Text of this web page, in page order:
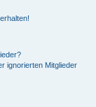
ignorierten Mitglieder